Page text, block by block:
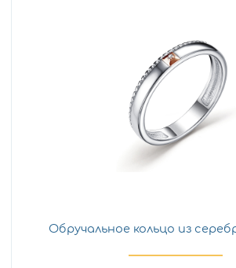
Обручальное кольцо из